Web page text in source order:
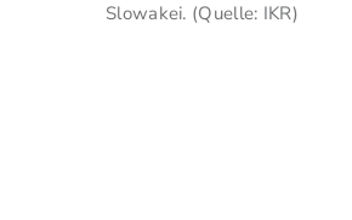
Slowakei. (Quelle: IKR)